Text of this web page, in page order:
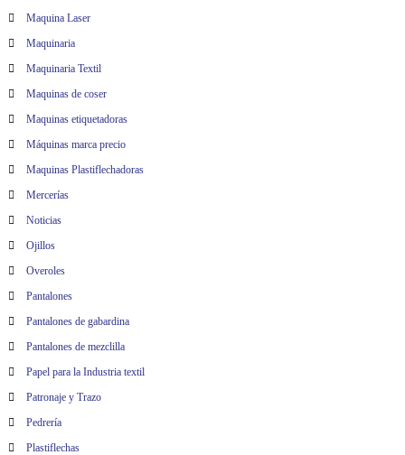
Maquina Laser
Maquinaria
Maquinaria Textil
Maquinas de coser
Maquinas etiquetadoras
Máquinas marca precio
Maquinas Plastiflechadoras
Mercerías
Noticias
Ojillos
Overoles
Pantalones
Pantalones de gabardina
Pantalones de mezclilla
Papel para la Industria textil
Patronaje y Trazo
Pedrería
Plastiflechas